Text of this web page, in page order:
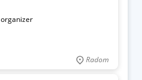
organizer
Radom